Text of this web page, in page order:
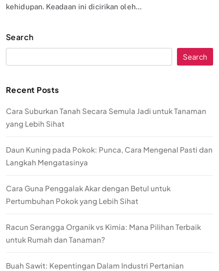
kehidupan. Keadaan ini dicirikan oleh…
Search
Search
Recent Posts
Cara Suburkan Tanah Secara Semula Jadi untuk Tanaman
yang Lebih Sihat
Daun Kuning pada Pokok: Punca, Cara Mengenal Pasti dan
Langkah Mengatasinya
Cara Guna Penggalak Akar dengan Betul untuk
Pertumbuhan Pokok yang Lebih Sihat
Racun Serangga Organik vs Kimia: Mana Pilihan Terbaik
untuk Rumah dan Tanaman?
Buah Sawit: Kepentingan Dalam Industri Pertanian